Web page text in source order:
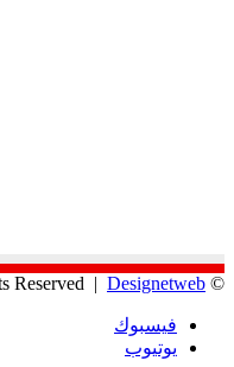
© Copyright 2026, All Rights Reserved |
Designetweb
فيسبوك
يوتيوب